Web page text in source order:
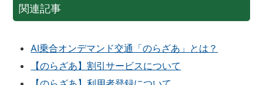
関連記事
AI乗合オンデマンド交通「のらざあ」とは？
【のらざあ】割引サービスについて